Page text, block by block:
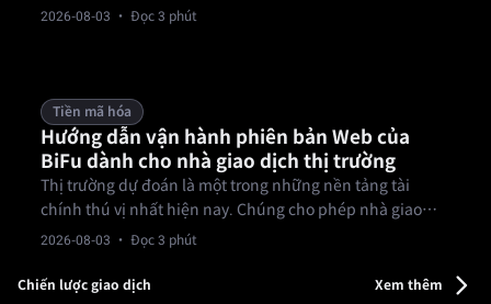
hàng hóa, tín dụng tư nhân và cổ phiếu lên blockchain,
2026-08-03 · Đọc 3 phút
Tiền mã hóa
Hướng dẫn vận hành phiên bản Web của
BiFu dành cho nhà giao dịch thị trường
Thị trường dự đoán là một trong những nền tảng tài
chính thú vị nhất hiện nay. Chúng cho phép nhà giao
dịch mua và bán hợp đồng dựa trên các sự kiện tương lai
trí.
2026-08-03 · Đọc 3 phút
Chiến lược giao dịch Xem thêm